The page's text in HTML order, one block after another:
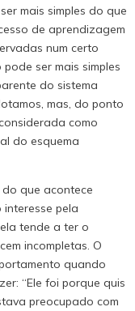
mais simples do que
de aprendizagem
num certo
ser mais simples
do sistema
mas, do ponto
como
do esquema
que acontece
pela
tende a ter o
incompletas. O
quando
“Ele foi porque quis
preocupado com